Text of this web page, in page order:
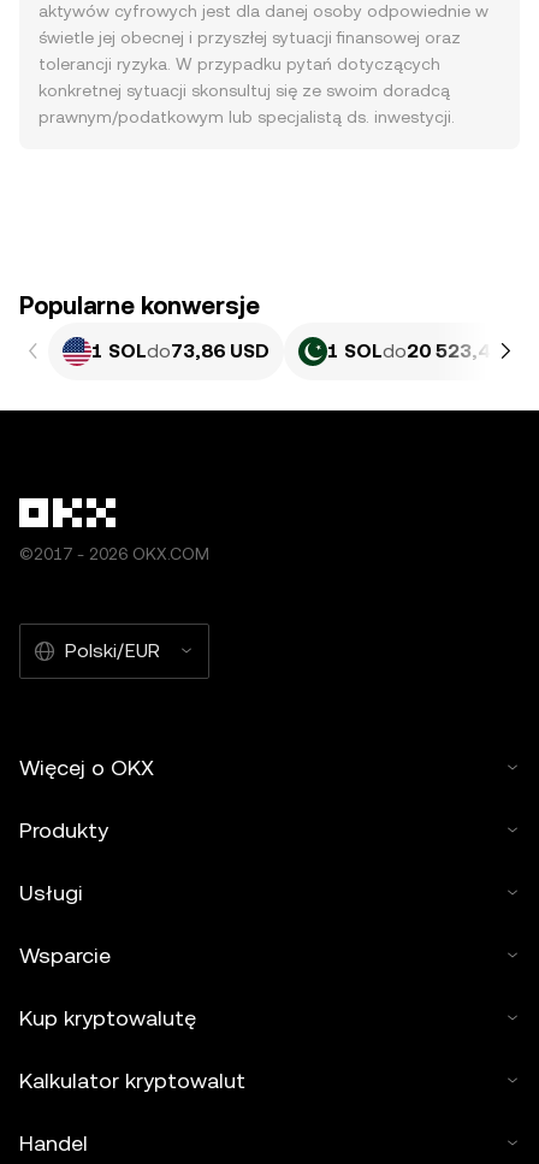
aktywów cyfrowych jest dla danej osoby odpowiednie w
świetle jej obecnej i przyszłej sytuacji finansowej oraz
tolerancji ryzyka. W przypadku pytań dotyczących
konkretnej sytuacji skonsultuj się ze swoim doradcą
prawnym/podatkowym lub specjalistą ds. inwestycji.
Popularne konwersje
1 SOLdo73,86 USD 1 SOLdo20 523,45
©2017 - 2026 OKX.COM
Polski/EUR
Więcej o OKX
Produkty
Usługi
Wsparcie
Kup kryptowalutę
Kalkulator kryptowalut
Handel